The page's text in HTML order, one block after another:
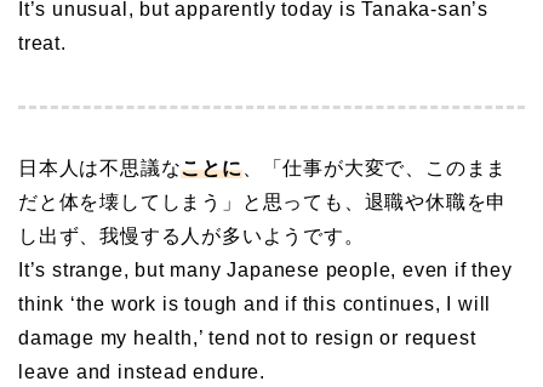
It’s unusual, but apparently today is Tanaka-san’s
treat.
日本人は不思議なことに、「仕事が大変で、このまま
だと体を壊してしまう」と思っても、退職や休職を申
し出ず、我慢する人が多いようです。
It’s strange, but many Japanese people, even if they
think ‘the work is tough and if this continues, I will
damage my health,’ tend not to resign or request
leave and instead endure.